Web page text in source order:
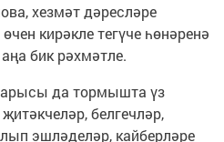
хезмәт дәресләре
кирәкле тегүче һөнәренә
бик рәхмәтле.
да тормышта үз
белгечләр,
эшләделәр, кайберләре